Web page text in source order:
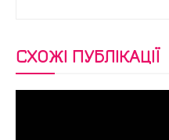
СХОЖІ ПУБЛІКАЦІЇ